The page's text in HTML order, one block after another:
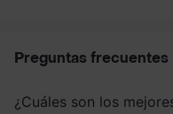
Preguntas frecuentes
¿Cuáles son los